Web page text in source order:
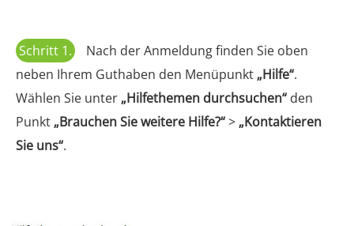
Schritt 1.
Nach der Anmeldung finden Sie oben
neben Ihrem Guthaben den Menüpunkt „Hilfe“.
Wählen Sie unter „Hilfethemen durchsuchen“ den
Punkt „Brauchen Sie weitere Hilfe?“> „Kontaktieren
Sie uns“.